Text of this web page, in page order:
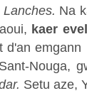
Na
kaer
d'an emgann
Nouga,
Setu aze,